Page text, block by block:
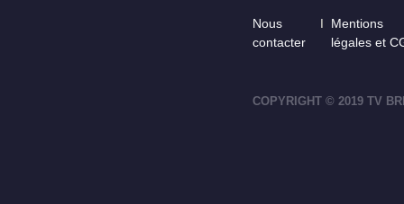
Footer
Nous
contacter
Mentions
légales et
COPYRIGHT © 2019 TV